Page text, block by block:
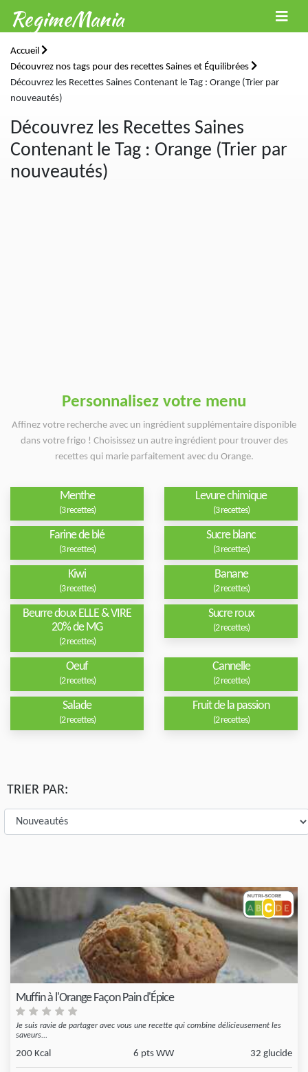
RegimeMania
Accueil
Découvrez nos tags pour des recettes Saines et Équilibrées
Découvrez les Recettes Saines Contenant le Tag : Orange (Trier par
nouveautés)
Découvrez les Recettes Saines
Contenant le Tag : Orange (Trier par
nouveautés)
Personnalisez votre menu
Affinez votre recherche avec un ingrédient supplémentaire disponible
dans votre frigo ! Choisissez un autre ingrédient pour trouver des
recettes qui marie parfaitement avec du Orange.
Menthe
(3 recettes)
Levure chimique
(3 recettes)
Farine de blé
(3 recettes)
Sucre blanc
(3 recettes)
Kiwi
(3 recettes)
Banane
(2 recettes)
Beurre doux ELLE & VIRE
20% de MG
(2 recettes)
Sucre roux
(2 recettes)
Oeuf
(2 recettes)
Cannelle
(2 recettes)
Salade
(2 recettes)
Fruit de la passion
(2 recettes)
TRIER PAR:
Muffin à l'Orange Façon Pain d'Épice
Je suis ravie de partager avec vous une recette qui combine délicieusement les
saveurs...
200 Kcal 6 pts WW 32 glucide